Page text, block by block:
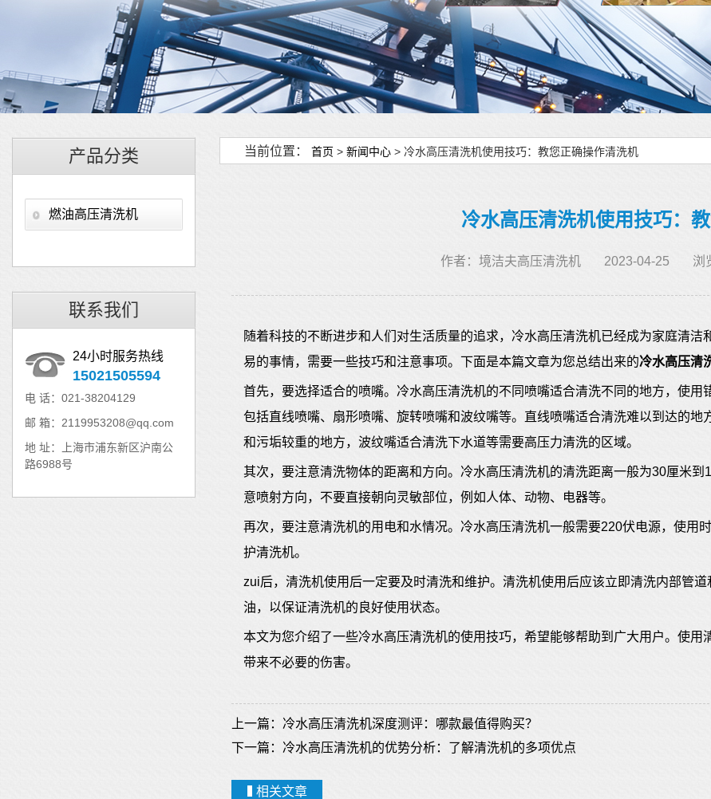
当前位置： 首页 > 新闻中心 > 冷水高压清洗机使用技巧：教您正确操作清洗机
冷水高压清洗机使用技巧：
作者：境洁夫高压清洗机 2023-04-25 浏
随着科技的不断进步和人们对生活质量的追求， 冷水高压清洗机已经成为家庭清洁
易的事情，需要一些技巧和注意事项。下面是本篇文章为您总结出来的冷水高压清
首先，要选择适合的喷嘴。冷水高压清洗机的不同喷嘴适合清洗不同的地方，使
包括直线喷嘴、扇形喷嘴、旋转喷嘴和波纹嘴等。直线喷嘴适合清洗难以到达的
和污垢较重的地方，波纹嘴适合清洗下水道等需要高压力清洗的区域。
其次，要注意清洗物体的距离和方向。冷水高压清洗机的清洗距离一般为30厘米
意喷射方向，不要直接朝向灵敏部位，例如人体、动物、电器等。
再次，要注意清洗机的用电和水情况。冷水高压清洗机一般需要220伏电源，使用
护清洗机。
zui后，清洗机使用后一定要及时清洗和维护。清洗机使用后应该立即清洗内部管
油，以保证清洗机的良好使用状态。
本文为您介绍了一些冷水高压清洗机的使用技巧，希望能够帮助到广大用户。使
带来不必要的伤害。
上一篇： 冷水高压清洗机深度测评：哪款最值得购买？
下一篇： 冷水高压清洗机的优势分析：了解清洗机的多项优点
相关文章
产品分类
燃油高压清洗机
联系我们
24小时服务热线
15021505594
电 话：021-38204129
邮 箱：2119953208@qq.com
地 址：上海市浦东新区沪南公
路6988号